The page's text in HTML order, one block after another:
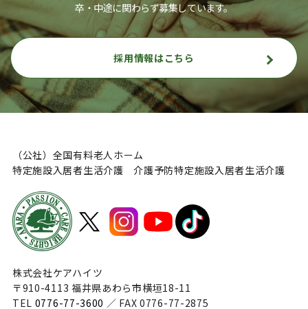
卒・中途に関わらず募集しています。
採用情報はこちら
（公社）全国有料老人ホーム
特定施設入居者生活介護 介護予防特定施設入居者生活介護
株式会社ケアハイツ
〒910-4113 福井県あわら市横垣18-11
TEL 0776-77-3600 ／ FAX 0776-77-2875